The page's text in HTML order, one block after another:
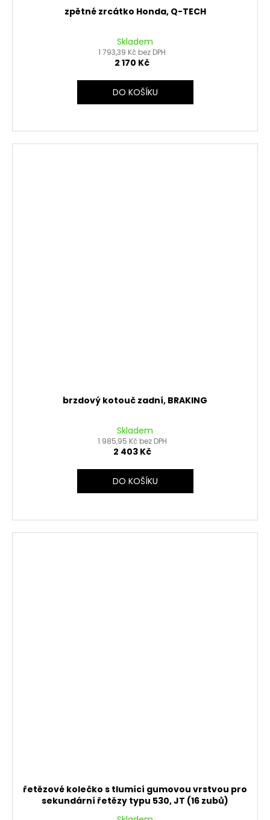
zpětné zrcátko Honda, Q-TECH
Skladem
1 793,39 Kč bez DPH
2 170 Kč
DO KOŠÍKU
brzdový kotouč zadní, BRAKING
Skladem
1 985,95 Kč bez DPH
2 403 Kč
DO KOŠÍKU
řetězové kolečko s tlumící gumovou vrstvou pro
sekundární řetězy typu 530, JT (16 zubů)